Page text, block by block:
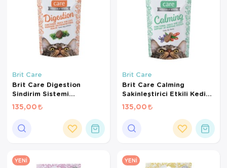
Brit Care
Brit Care Digestion
Sindirim Sistemi
Destekleyici Tahılsız Kedi
Ödül Maması 50gr
135,00
Brit Care
Brit Care Calming
Sakinleştirici Etkili Kedi
Ödül Maması 50gr
135,00
YENI YENI